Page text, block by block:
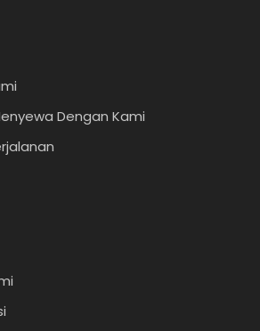
Dengan Kami